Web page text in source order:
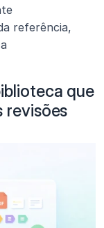
referência,
que
revisões